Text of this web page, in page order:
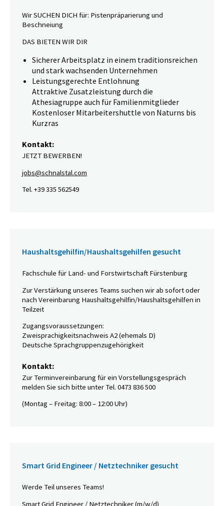
Wir SUCHEN DICH für: Pistenpräparierung und
Beschneiung
DAS BIETEN WIR DIR
Sicherer Arbeitsplatz in einem traditionsreichen
und stark wachsenden Unternehmen
Leistungsgerechte Entlohnung
Attraktive Zusatzleistung durch die
Athesiagruppe auch für Familienmitglieder
Kostenloser Mitarbeitershuttle von Naturns bis
Kurzras
Kontakt:
JETZT BEWERBEN!
jobs@schnalstal.com
Tel. +39 335 562549
Haushaltsgehilfin/Haushaltsgehilfen gesucht
Fachschule für Land- und Forstwirtschaft Fürstenburg
Zur Verstärkung unseres Teams suchen wir ab sofort oder
nach Vereinbarung Haushaltsgehilfin/Haushaltsgehilfen in
Teilzeit
Zugangsvoraussetzungen:
Zweisprachigkeitsnachweis A2 (ehemals D)
Deutsche Sprachgruppenzugehörigkeit
Kontakt:
Zur Terminvereinbarung für ein Vorstellungsgespräch
melden Sie sich bitte unter Tel. 0473 836 500
(Montag – Freitag: 8:00 – 12:00 Uhr)
Smart Grid Engineer / Netztechniker gesucht
Werde Teil unseres Teams!
Smart Grid Engineer / Netztechniker (m/w/d)